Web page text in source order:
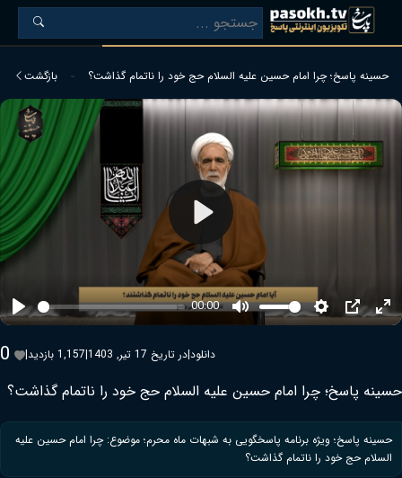
حسینه پاسخ؛ چرا امام حسین علیه السلام حج خود را ناتمام گذاشت؟ بازگشت
Play
00:00
Mute SettingsPIP
Play
0 | 1,157 بازدید| در تاریخ 17 تیر, 1403|دانلود
حسینه پاسخ؛ چرا امام حسین علیه السلام حج خود را ناتمام گذاشت؟
حسینه پاسخ؛ ویژه برنامه‌ پاسخگویی به شبهات ماه محرم؛ موضوع: چرا امام حسین علیه
السلام حج خود را ناتمام گذاشت؟